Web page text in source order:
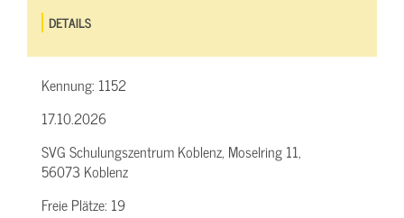
DETAILS
Kennung: 1152
17.10.2026
SVG Schulungszentrum Koblenz, Moselring 11,
56073 Koblenz
Freie Plätze: 19